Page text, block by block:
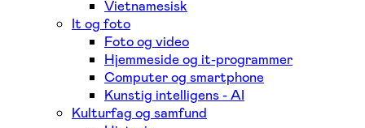
Vietnamesisk
It og foto
Foto og video
Hjemmeside og it-programmer
Computer og smartphone
Kunstig intelligens - AI
Kulturfag og samfund